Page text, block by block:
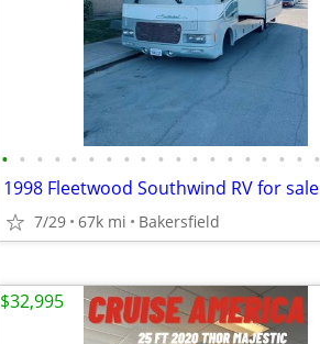
• • • • • • • • • • • • • • • • • • •
1998 Fleetwood Southwind RV for sale
7/29 67k mi Bakersfield
$32,995